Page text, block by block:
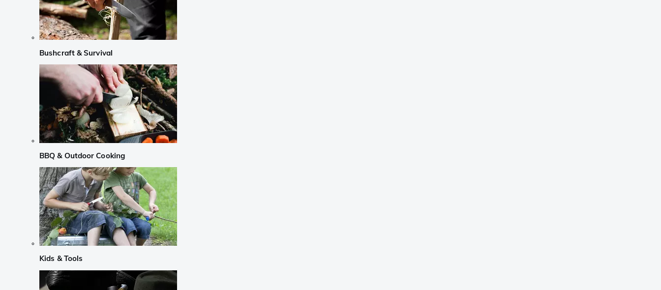
Bushcraft & Survival
BBQ & Outdoor Cooking
Kids & Tools